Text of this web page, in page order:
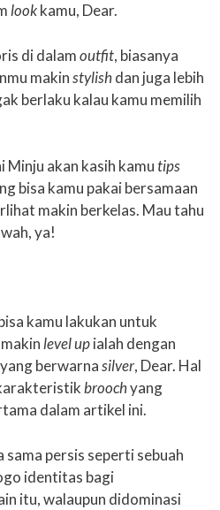
lookkamu, Dear.
di dalamoutfit, biasanya
makinstylishdan juga lebih
berlaku kalau kamu memilih
akan kasih kamu tips
bisa kamu pakai bersamaan
makin berkelas. Mau tahu
ya!
kamu lakukan untuk
level upialah dengan
berwarnasilver, Dear. Hal
broochyang
dalam artikel ini.
sama persis seperti sebuah
identitas bagi
itu, walaupun didominasi